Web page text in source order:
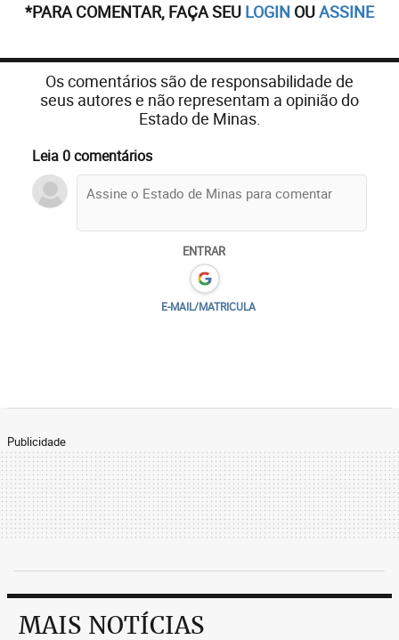
*PARA COMENTAR, FAÇA SEU LOGIN OUASSINE
Os comentários são de responsabilidade de
seus autores e não representam a opinião do
Estado de Minas.
Leia 0 comentários
ENTRAR
E-MAIL/MATRICULA
Publicidade
MAIS NOTÍCIAS